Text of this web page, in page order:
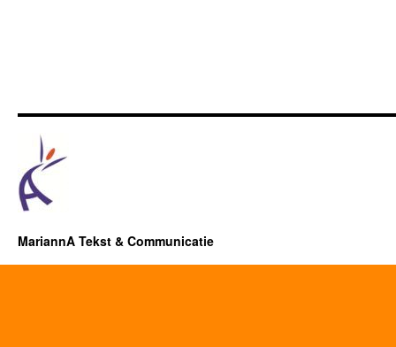
MariannA Tekst & Communicatie